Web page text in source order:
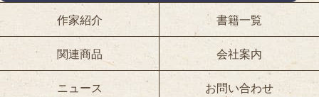
作家紹介 書籍一覧
関連商品 会社案内
ニュース お問い合わせ